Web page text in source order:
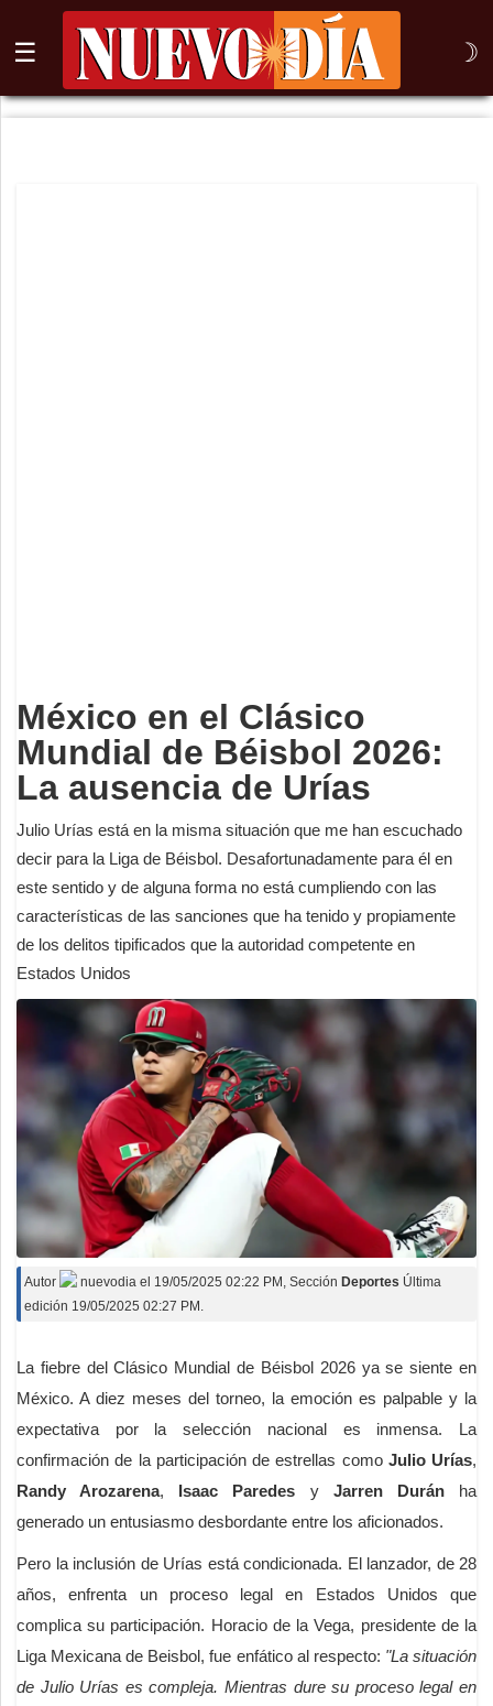
☰ ☽
⌕
México en el Clásico
Mundial de Béisbol 2026:
La ausencia de Urías
Julio Urías está en la misma situación que me han escuchado
decir para la Liga de Béisbol. Desafortunadamente para él en
este sentido y de alguna forma no está cumpliendo con las
características de las sanciones que ha tenido y propiamente
de los delitos tipificados que la autoridad competente en
Estados Unidos
Autor nuevodia el 19/05/2025 02:22 PM , Sección Deportes Última
edición 19/05/2025 02:27 PM.
La fiebre del Clásico Mundial de Béisbol 2026 ya se siente en
México. A diez meses del torneo, la emoción es palpable y la
expectativa por la selección nacional es inmensa. La
confirmación de la participación de estrellas como Julio Urías,
Randy Arozarena, Isaac Paredes y Jarren Duránha
generado un entusiasmo desbordante entre los aficionados.
Pero la inclusión de Urías está condicionada. El lanzador, de 28
años, enfrenta un proceso legal en Estados Unidos que
complica su participación. Horacio de la Vega, presidente de la
Liga Mexicana de Beisbol, fue enfático al respecto: "La situación
de Julio Urías es compleja. Mientras dure su proceso legal en